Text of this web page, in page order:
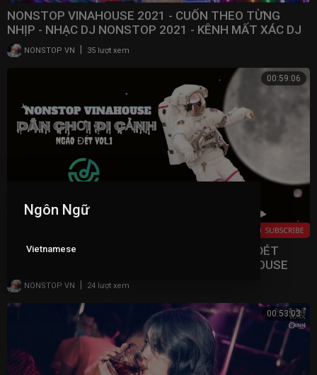
NONSTOP VINAHOUSE 2021 - CUỐN THEO TỪNG
NHỊP - NHẠC DJ NONSTOP 2021 - KÊNH MẤT XÁC DJ
NONSTOP VN 35 lượt xem
00:59:06
NONSTOP 2021 - DÂN CHƠI ĐI CẢNH - NGÁO ĐÉT
VOL.1 - NHẠC HAY BAY TUNG LÓC - OK!VINAHOUSE
NONSTOP VN 24 lượt xem
00:53:03
Ngôn Ngữ
Vietnamese